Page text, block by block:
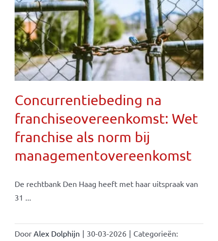
Concurrentiebeding na
franchiseovereenkomst: Wet
franchise als norm bij
managementovereenkomst
De rechtbank Den Haag heeft met haar uitspraak van
31 ...
Door Alex Dolphijn | 30-03-2026 | Categorieën: